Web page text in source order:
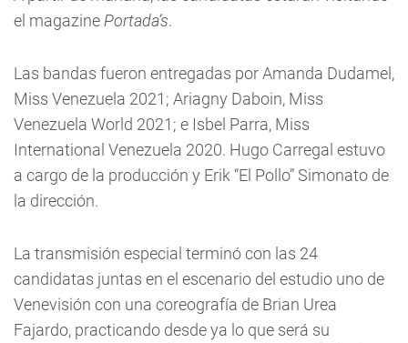
el magazine Portada’s.
Las bandas fueron entregadas por Amanda Dudamel,
Miss Venezuela 2021; Ariagny Daboin, Miss
Venezuela World 2021; e Isbel Parra, Miss
International Venezuela 2020. Hugo Carregal estuvo
a cargo de la producción y Erik “El Pollo” Simonato de
la dirección.
La transmisión especial terminó con las 24
candidatas juntas en el escenario del estudio uno de
Venevisión con una coreografía de Brian Urea
Fajardo, practicando desde ya lo que será su